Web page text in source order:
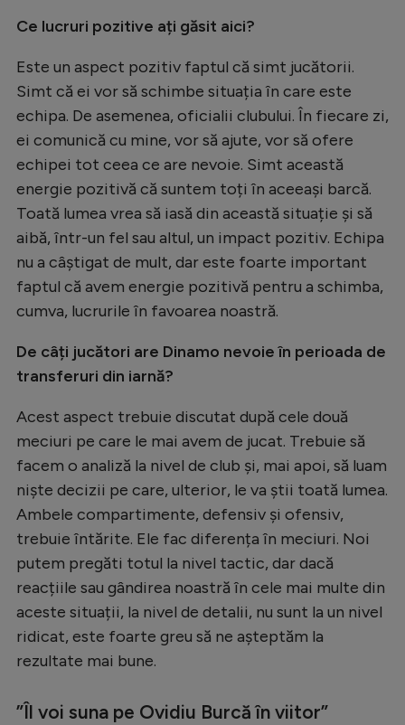
Ce lucruri pozitive ați găsit aici?
Este un aspect pozitiv faptul că simt jucătorii.
Simt că ei vor să schimbe situația în care este
echipa. De asemenea, oficialii clubului. În fiecare zi,
ei comunică cu mine, vor să ajute, vor să ofere
echipei tot ceea ce are nevoie. Simt această
energie pozitivă că suntem toți în aceeași barcă.
Toată lumea vrea să iasă din această situație și să
aibă, într-un fel sau altul, un impact pozitiv. Echipa
nu a câștigat de mult, dar este foarte important
faptul că avem energie pozitivă pentru a schimba,
cumva, lucrurile în favoarea noastră.
De câți jucători are Dinamo nevoie în perioada de
transferuri din iarnă?
Acest aspect trebuie discutat după cele două
meciuri pe care le mai avem de jucat. Trebuie să
facem o analiză la nivel de club și, mai apoi, să luam
niște decizii pe care, ulterior, le va știi toată lumea.
Ambele compartimente, defensiv și ofensiv,
trebuie întărite. Ele fac diferența în meciuri. Noi
putem pregăti totul la nivel tactic, dar dacă
reacțiile sau gândirea noastră în cele mai multe din
aceste situații, la nivel de detalii, nu sunt la un nivel
ridicat, este foarte greu să ne așteptăm la
rezultate mai bune.
”Îl voi suna pe Ovidiu Burcă în viitor”